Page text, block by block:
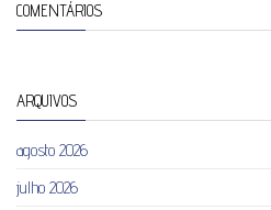
COMENTÁRIOS
ARQUIVOS
agosto 2026
julho 2026